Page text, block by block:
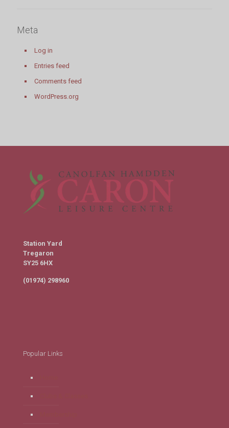
Meta
Log in
Entries feed
Comments feed
WordPress.org
Station Yard
Tregaron
SY25 6HX
(01974) 298960
Popular Links